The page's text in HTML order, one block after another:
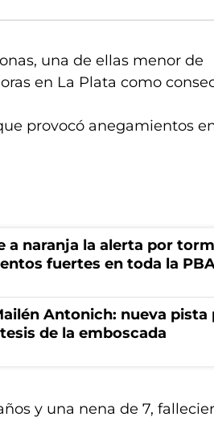
una de ellas menor de
en La Plata como
provocó anegamientos
a naranja la alerta por
fuertes en toda la
Antonich: nueva pista
de la emboscada
y una nena de 7,